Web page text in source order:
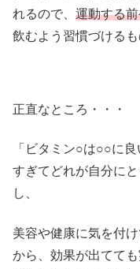
れるので、 運動する
飲むよう習慣づけるも
正直なところ・・・
「ビタミン○は○○に
すぎてどれが自分に
し、
美容や健康に気を付
から、効果が出てて